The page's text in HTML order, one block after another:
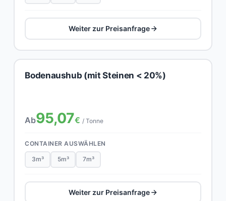
Weiter zur Preisanfrage
Bodenaushub (mit Steinen < 20%)
Ab95,07€ / Tonne
CONTAINER AUSWÄHLEN
3m³ 5m³ 7m³
Weiter zur Preisanfrage